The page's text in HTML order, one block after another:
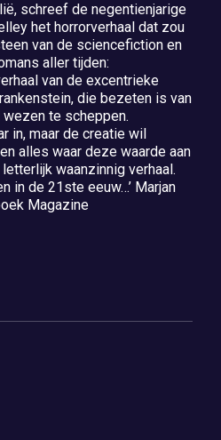
schreef de negentienjarige
het horrorverhaal dat zou
van de sciencefiction en
aller tijden:
van de excentrieke
die bezeten is van
te scheppen.
in, maar de creatie wil
alles waar deze waarde aan
waanzinnig verhaal.
in de 21ste eeuw…’ Marjan
Magazine